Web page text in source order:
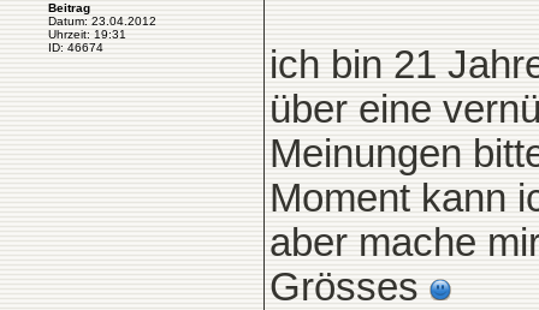
Beitrag
Datum: 23.04.2012
Uhrzeit: 19:31
ID: 46674
ich bin 21
über eine
Meinungen
Moment kann
aber mache
Grösses